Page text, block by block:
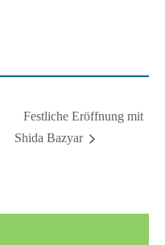
Festliche Eröffnung mit
Shida Bazyar